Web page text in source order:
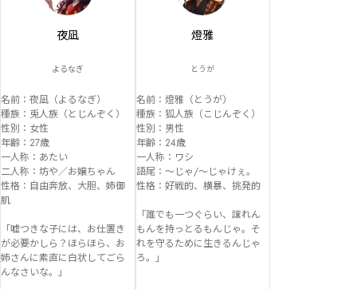
夜凪
よるなぎ
名前：夜凪（よるなぎ）
種族：兎人族（とじんぞく）
性別：女性
年齢：27歳
一人称：あたい
二人称：坊や／お嬢ちゃん
性格：自由奔放、大胆、姉御
肌
「嘘つきな子には、お仕置き
が必要かしら？ほらほら、お
姉さんに素直に白状してごら
んなさいな。」
燈雅
とうが
名前：燈雅（とうが）
種族：狐人族（こじんぞく）
性別：男性
年齢：24歳
一人称：ワシ
語尾：〜じゃ/〜じゃけぇ。
性格：好戦的、横暴、挑発的
「誰でも一つぐらい、譲れん
もんを持っとるもんじゃ。そ
れを守るために生きるんじゃ
ろ。」